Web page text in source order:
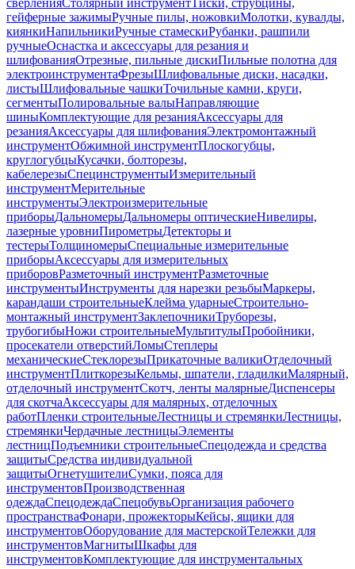
сверленияСтолярный инструментТиски, струбцины,
гейферные зажимыРучные пилы, ножовкиМолотки, кувалды,
киянкиНапильникиРучные стамескиРубанки, рашпили
ручныеОснастка и аксессуары для резания и
шлифованияОтрезные, пильные дискиПильные полотна для
электроинструментаФрезыШлифовальные диски, насадки,
листыШлифовальные чашкиТочильные камни, круги,
сегментыПолировальные валыНаправляющие
шиныКомплектующие для резанияАксессуары для
резанияАксессуары для шлифованияЭлектромонтажный
инструментОбжимной инструментПлоскогубцы,
круглогубцыКусачки, болторезы,
кабелерезыСпецинструментыИзмерительный
инструментМерительные
инструментыЭлектроизмерительные
приборыДальномерыДальномеры оптическиеНивелиры,
лазерные уровниПирометрыДетекторы и
тестерыТолщиномерыСпециальные измерительные
приборыАксессуары для измерительных
приборовРазметочный инструментРазметочные
инструментыИнструменты для нарезки резьбыМаркеры,
карандаши строительныеКлейма ударныеСтроительно-
монтажный инструментЗаклепочникиТруборезы,
трубогибыНожи строительныеМультитулыПробойники,
просекатели отверстийЛомыСтеплеры
механическиеСтеклорезыПрикаточные валикиОтделочный
инструментПлиткорезыКельмы, шпатели, гладилкиМалярный,
отделочный инструментСкотч, ленты малярныеДиспенсеры
для скотчаАксессуары для малярных, отделочных
работПленки строительныеЛестницы и стремянкиЛестницы,
стремянкиЧердачные лестницыЭлементы
лестницПодъемники строительныеСпецодежда и средства
защитыСредства индивидуальной
защитыОгнетушителиСумки, пояса для
инструментовПроизводственная
одеждаСпецодеждаСпецобувьОрганизация рабочего
пространстваФонари, прожекторыКейсы, ящики для
инструментовОборудование для мастерскойТележки для
инструментовМагнитыШкафы для
инструментовКомплектующие для инструментальных